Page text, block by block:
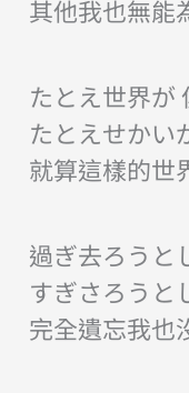
其他我也無能
たとえ世界が
たとえせか
就算這樣的世
過ぎ去ろうと
すぎさろうと
完全遺忘我也